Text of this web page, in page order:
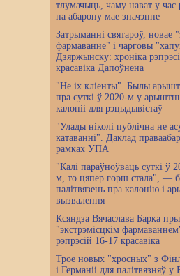
тлумачыць, чаму нават у час
на абарону мае значэнне
Затрыманні святароў, новае
фармаванне" і чарговы
Дзяржынску: хроніка
красавіка Дапоўнена
"Не іх кліенты". Былы
пра суткі ў 2020-м у
калоніі для рэцыдывістаў
"Улады ніколі публічна не
катаванні". Даклад
рамках УПА
"Калі параўноўваць суткі ў
м, то цяпер горш стала", —
палітвязень пра калонію і
вызвалення
Ксяндза Вячаслава Барка
"экстрэмісцкім
рэпрэсій 16-17 красавіка
Трое новых "хросных" з
і Германіі для палітвязняў у